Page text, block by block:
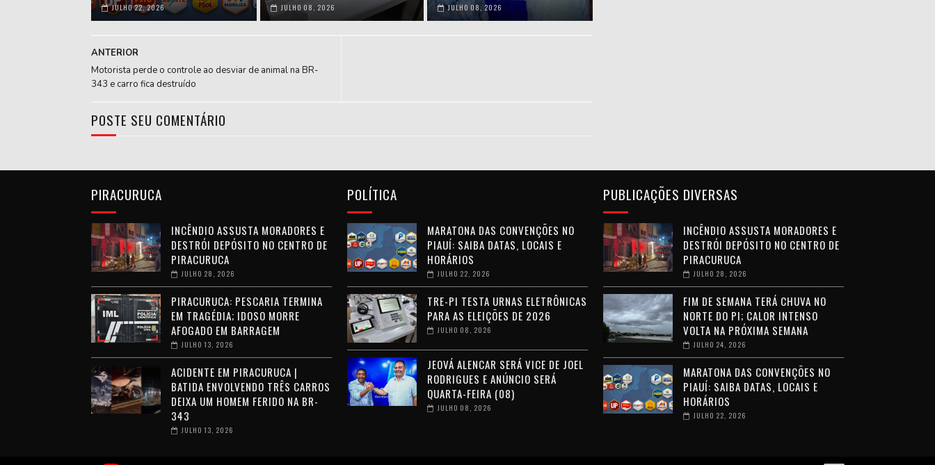
JULHO 22, 2026 JULHO 08, 2026 JULHO 08, 2026
ANTERIOR
Motorista perde o controle ao desviar de animal na BR-
343 e carro fica destruído
POSTE SEU COMENTÁRIO
PIRACURUCA
INCÊNDIO ASSUSTA MORADORES E
DESTRÓI DEPÓSITO NO CENTRO DE
PIRACURUCA
JULHO 28, 2026
PIRACURUCA: PESCARIA TERMINA
EM TRAGÉDIA; IDOSO MORRE
AFOGADO EM BARRAGEM
JULHO 13, 2026
ACIDENTE EM PIRACURUCA |
BATIDA ENVOLVENDO TRÊS CARROS
DEIXA UM HOMEM FERIDO NA BR-
343
JULHO 13, 2026
POLÍTICA
MARATONA DAS CONVENÇÕES NO
PIAUÍ: SAIBA DATAS, LOCAIS E
HORÁRIOS
JULHO 22, 2026
TRE-PI TESTA URNAS ELETRÔNICAS
PARA AS ELEIÇÕES DE 2026
JULHO 08, 2026
JEOVÁ ALENCAR SERÁ VICE DE JOEL
RODRIGUES E ANÚNCIO SERÁ
QUARTA-FEIRA (08)
JULHO 08, 2026
PUBLICAÇÕES DIVERSAS
INCÊNDIO ASSUSTA MORADORES E
DESTRÓI DEPÓSITO NO CENTRO DE
PIRACURUCA
JULHO 28, 2026
FIM DE SEMANA TERÁ CHUVA NO
NORTE DO PI; CALOR INTENSO
VOLTA NA PRÓXIMA SEMANA
JULHO 24, 2026
MARATONA DAS CONVENÇÕES NO
PIAUÍ: SAIBA DATAS, LOCAIS E
HORÁRIOS
JULHO 22, 2026